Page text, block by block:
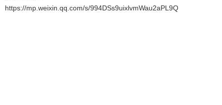
https://mp.weixin.qq.com/s/994DSs9uixlvmWau2aPL9Q